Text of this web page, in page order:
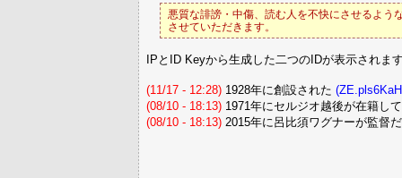
悪質な誹謗・中傷、読む人を不快にさせるよう
させていただきます。
IPとID Keyから生成した二つのIDが表示されま
(11/17 - 12:28) 1928年に創設された
(08/10 - 18:13) 1971年にセルジオ越後が在籍し
(08/10 - 18:13) 2015年に呂比須ワグナーが監督